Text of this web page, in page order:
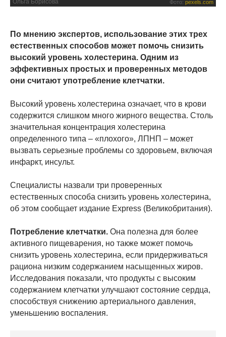
Фото: pexels.com
По мнению экспертов, использование этих трех
естественных способов может помочь снизить
высокий уровень холестерина. Одним из
эффективных простых и проверенных методов
они считают употребление клетчатки.
Высокий уровень холестерина означает, что в крови
содержится слишком много жирного вещества. Столь
значительная концентрация холестерина
определенного типа – «плохого», ЛПНП – может
вызвать серьезные проблемы со здоровьем, включая
инфаркт, инсульт.
Специалисты назвали три проверенных
естественных способа снизить уровень холестерина,
об этом сообщает издание Express (Великобритания).
Потребление клетчатки. Она полезна для более
активного пищеварения, но также может помочь
снизить уровень холестерина, если придерживаться
рациона низким содержанием насыщенных жиров.
Исследования показали, что продукты с высоким
содержанием клетчатки улучшают состояние сердца,
способствуя снижению артериального давления,
уменьшению воспаления.